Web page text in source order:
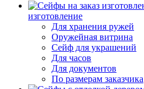
изготовление
Для хранения ружей
Оружейная витрина
Сейф для украшений
Для часов
Для документов
По размерам заказчика